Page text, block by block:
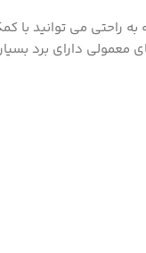
دارای برد